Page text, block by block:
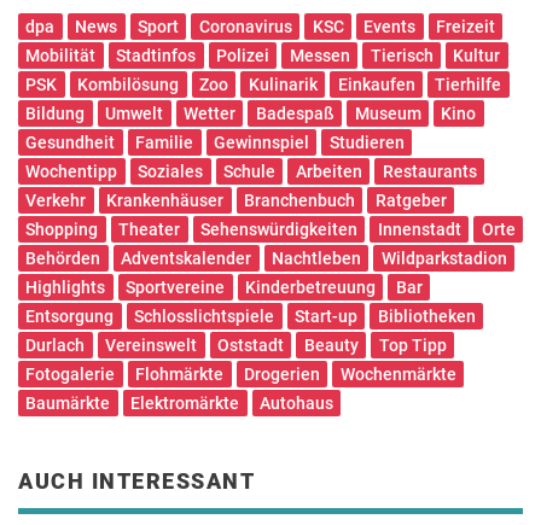
dpa News Sport Coronavirus KSC Events
Freizeit
Mobilität
Stadtinfos Polizei Messen Tierisch
Kultur
PSK
Kombilösung Zoo Kulinarik Einkaufen
Tierhilfe
Bildung
Umwelt Wetter Badespaß Museum
Kino
Gesundheit
Familie Gewinnspiel
Studieren
Wochentipp
Soziales Schule Arbeiten
Restaurants
Verkehr
Krankenhäuser Branchenbuch
Ratgeber
Shopping
Theater Sehenswürdigkeiten Innenstadt
Orte
Behörden
Adventskalender Nachtleben
Wildparkstadion
Highlights
Sportvereine Kinderbetreuung
Bar
Entsorgung
Schlosslichtspiele Start-up
Bibliotheken
Durlach
Vereinswelt Oststadt Beauty
Top Tipp
Fotogalerie
Flohmärkte Drogerien
Wochenmärkte
Baumärkte
Elektromärkte Autohaus
AUCH INTERESSANT